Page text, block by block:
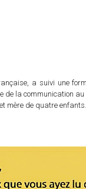
a suivi une
de la communication
mère de quatre enfants.